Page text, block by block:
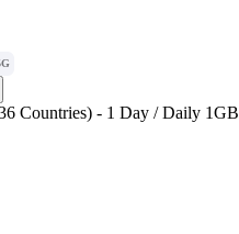
Countries) - 1 Day / Daily 1GB